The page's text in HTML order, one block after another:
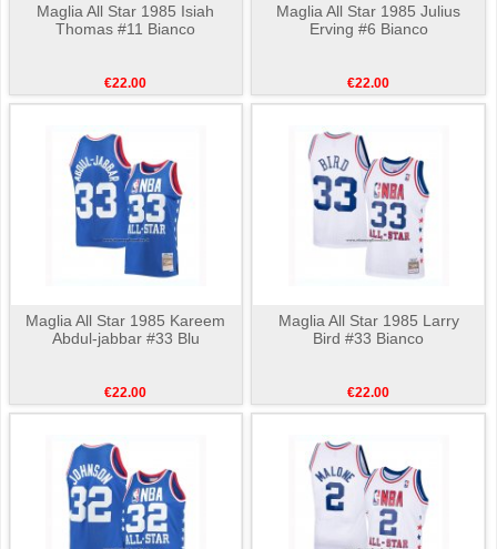
Maglia All Star 1985 Isiah
Thomas #11 Bianco
€22.00
Maglia All Star 1985 Julius
Erving #6 Bianco
€22.00
Maglia All Star 1985 Kareem
Abdul-jabbar #33 Blu
€22.00
Maglia All Star 1985 Larry
Bird #33 Bianco
€22.00